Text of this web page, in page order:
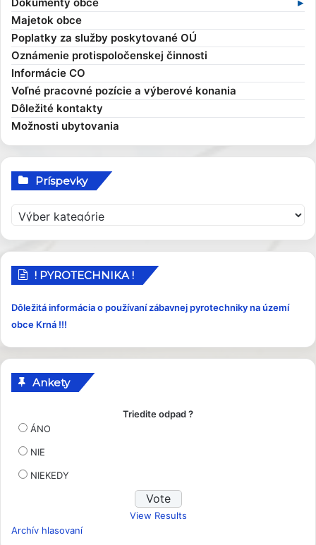
Zaujímavosti
Hlavný kontrolór
Obecní poslanci a komisie
Zasadnutia OcZ
Dane a poplatky
Evidencia obyvateľov
Overovanie dokumentov
Sťažnosti a žiadosti
Sociálna pomoc
Elektronické služby
Profil verejného obstarávateľa
Kompetencie obce
Všeobecné záväzné nariadenia
Ekonomické dokumenty
Rozpočet obce
Rozvojové dokumenty
Smernice
Majetok obce
Poplatky za služby poskytované OÚ
Oznámenie protispoločenskej činnosti
Informácie CO
Voľné pracovné pozície a výberové konania
Dôležité kontakty
Možnosti ubytovania
Príspevky
r
í
e
y
! PYROTECHNIKA !
Dôležitá informácia o používaní zábavnej pyrotechniky na území
obce Krná !!!
Ankety
Triedite odpad ?
ÁNO
NIE
NIEKEDY
View Results
Archív hlasovaní